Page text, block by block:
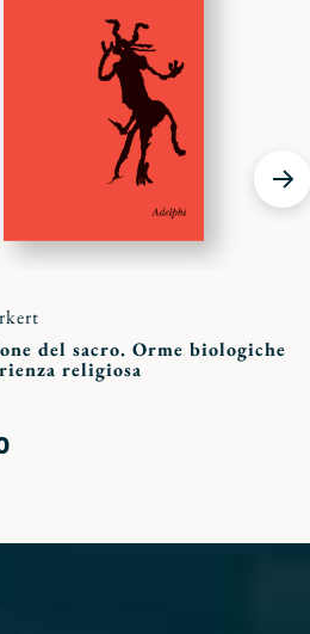
del sacro. Orme biologiche
religiosa